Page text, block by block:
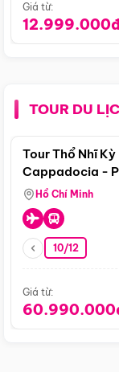
Giá từ:
TOUR DU
Tour Thổ Nhĩ
Cappadocia -
Hồ Chí Minh
10/12
Giá từ: